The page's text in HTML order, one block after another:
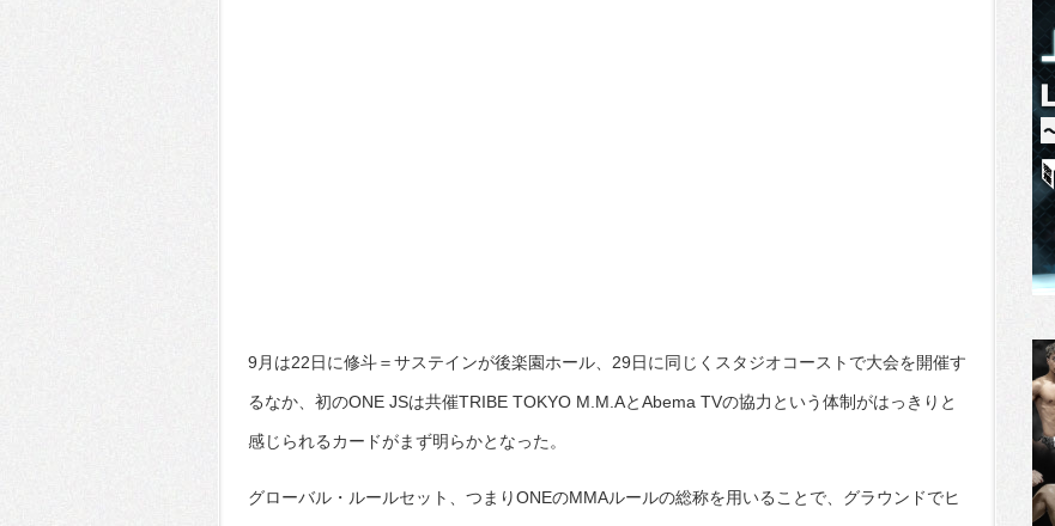
9月は22日に修斗＝サステインが後楽園ホール、29日に同じくスタジオコーストで大会を開催す
るなか、初のONE JSは共催TRIBE TOKYO M.M.AとAbema TVの協力という体制がはっきりと
感じられるカードがまず明らかとなった。
グローバル・ルールセット、つまりONEのMMAルールの総称を用いることで、グラウンドでヒ